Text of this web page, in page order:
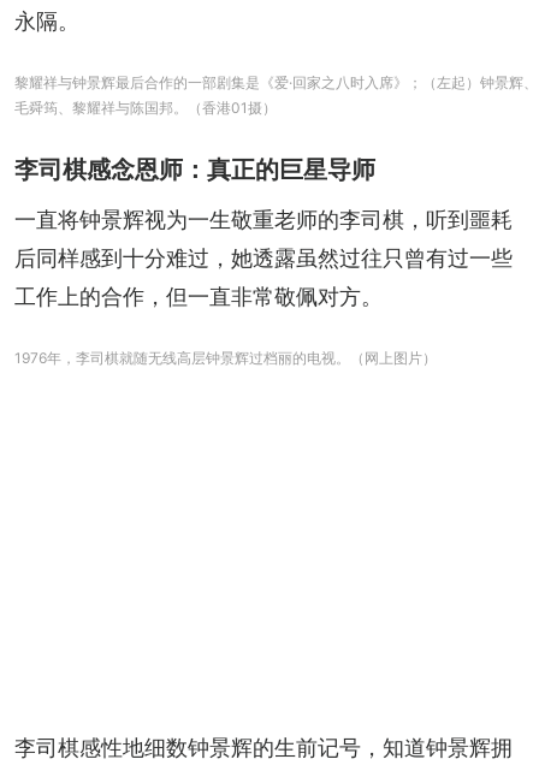
永隔。
黎耀祥与钟景辉最后合作的一部剧集是《爱·回家之八时入席》；（左起）钟景辉、
毛舜筠、黎耀祥与陈国邦。（香港01摄）
李司棋感念恩师：真正的巨星导师
一直将钟景辉视为一生敬重老师的李司棋，听到噩耗
后同样感到十分难过，她透露虽然过往只曾有过一些
工作上的合作，但一直非常敬佩对方。
1976年，李司棋就随无线高层钟景辉过档丽的电视。（网上图片）
李司棋感性地细数钟景辉的生前记号，知道钟景辉拥